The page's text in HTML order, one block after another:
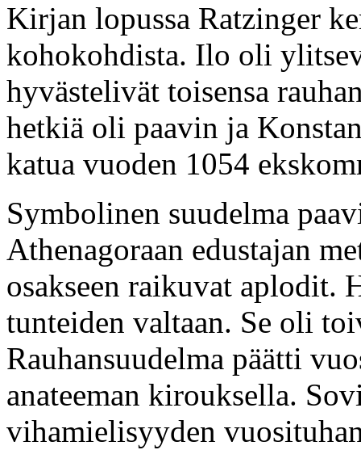
Kirjan lopussa Ratzinger
kohokohdista. Ilo oli
hyvästelivät toisensa
hetkiä oli paavin ja
katua vuoden 1054
Symbolinen suudelma
Athenagoraan edustajan
osakseen raikuvat aplodit.
tunteiden valtaan. Se oli
Rauhansuudelma päätti
anateeman kirouksella.
vihamielisyyden